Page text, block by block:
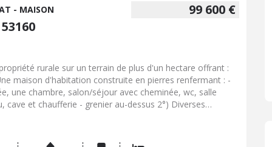
99 600 €
- MAISON
rurale sur un terrain de plus d'un hectare offrant :
maison d'habitation construite en pierres renfermant : -
une chambre, salon/séjour avec cheminée, wc, salle
cave et chaufferie - grenier au-dessus 2°) Diverses
EUR (honoraires de négociation)